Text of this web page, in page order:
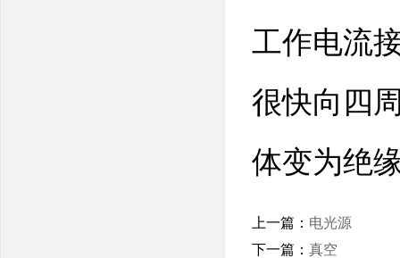
工作电流
很快向四
体变为绝
上一篇： 电光源
下一篇： 真空